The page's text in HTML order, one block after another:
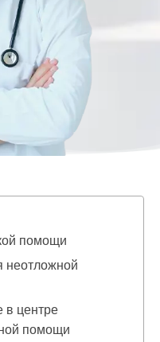
помощи
неотложной
в центре
помощи